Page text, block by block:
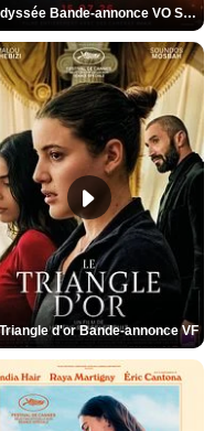
L'Odyssée Bande-annonce VO STFR
d'or Bande-annonce VF